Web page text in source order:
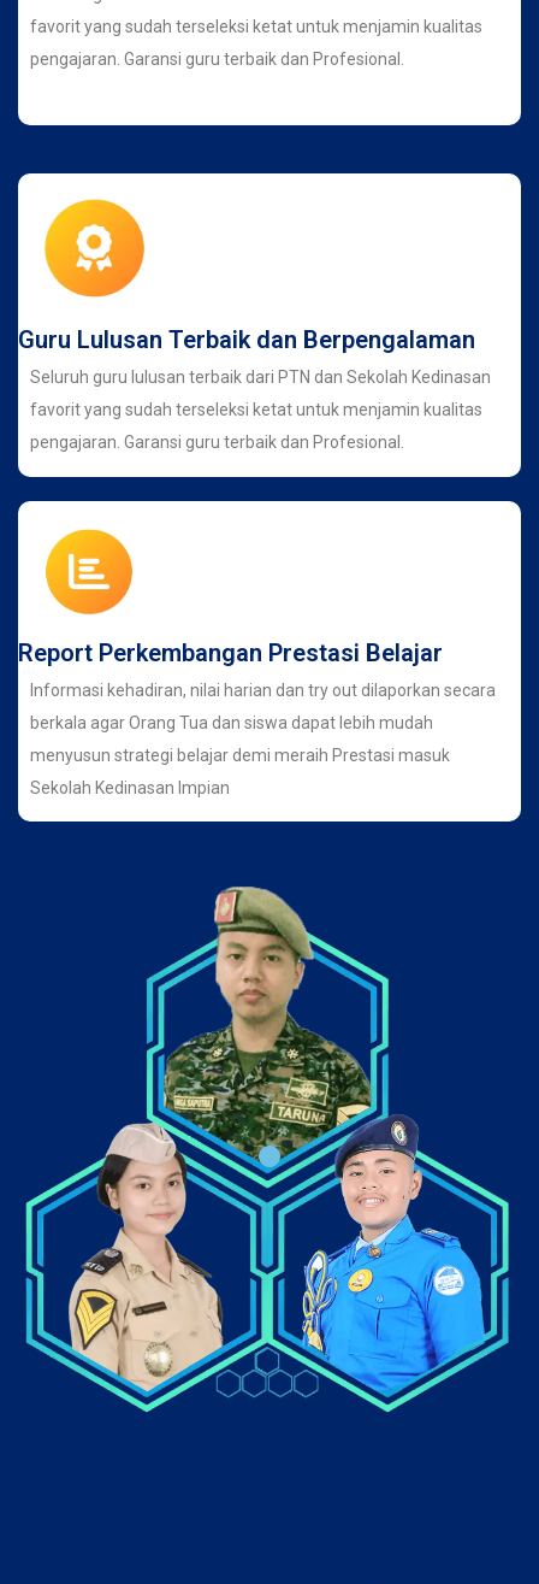
favorit yang sudah terseleksi ketat untuk menjamin kualitas
pengajaran. Garansi guru terbaik dan Profesional.
Guru Lulusan Terbaik dan Berpengalaman
Seluruh guru lulusan terbaik dari PTN dan Sekolah Kedinasan
favorit yang sudah terseleksi ketat untuk menjamin kualitas
pengajaran. Garansi guru terbaik dan Profesional.
Report Perkembangan Prestasi Belajar
Informasi kehadiran, nilai harian dan try out dilaporkan secara
berkala agar Orang Tua dan siswa dapat lebih mudah
menyusun strategi belajar demi meraih Prestasi masuk
Sekolah Kedinasan Impian